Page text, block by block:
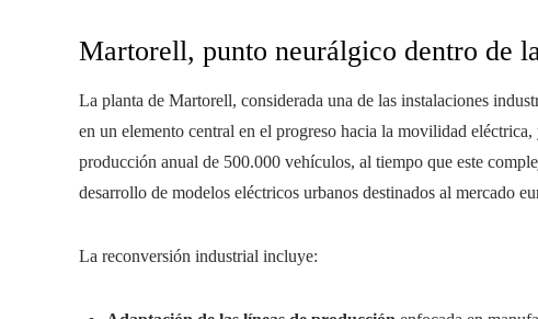
Martorell, punto neurálgico dentro de
La planta de Martorell, considerada una de las instalaciones
en un elemento central en el progreso hacia la movilidad
producción anual de 500.000 vehículos, al tiempo que este
desarrollo de modelos eléctricos urbanos destinados al mercado
La reconversión industrial incluye: